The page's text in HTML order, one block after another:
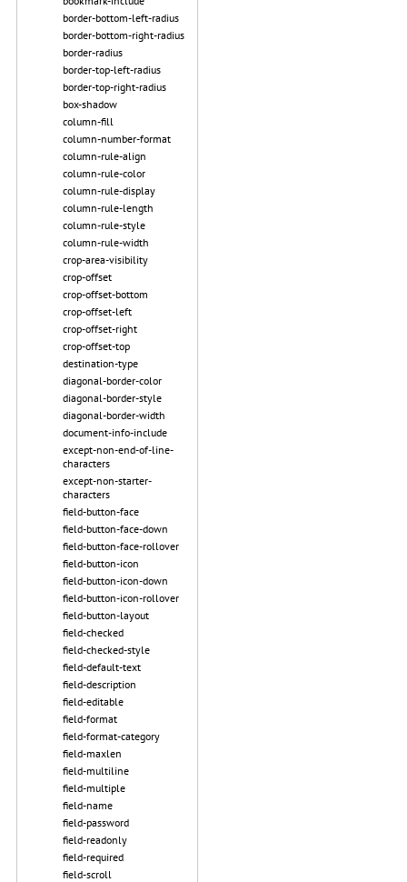
border-bottom-left-radius
border-bottom-right-radius
border-radius
border-top-left-radius
border-top-right-radius
box-shadow
column-fill
column-number-format
column-rule-align
column-rule-color
column-rule-display
column-rule-length
column-rule-style
column-rule-width
crop-area-visibility
crop-offset
crop-offset-bottom
crop-offset-left
crop-offset-right
crop-offset-top
destination-type
diagonal-border-color
diagonal-border-style
diagonal-border-width
document-info-include
except-non-end-of-line-
characters
except-non-starter-
characters
field-button-face
field-button-face-down
field-button-face-rollover
field-button-icon
field-button-icon-down
field-button-icon-rollover
field-button-layout
field-checked
field-checked-style
field-default-text
field-description
field-editable
field-format
field-format-category
field-maxlen
field-multiline
field-multiple
field-name
field-password
field-readonly
field-required
field-scroll